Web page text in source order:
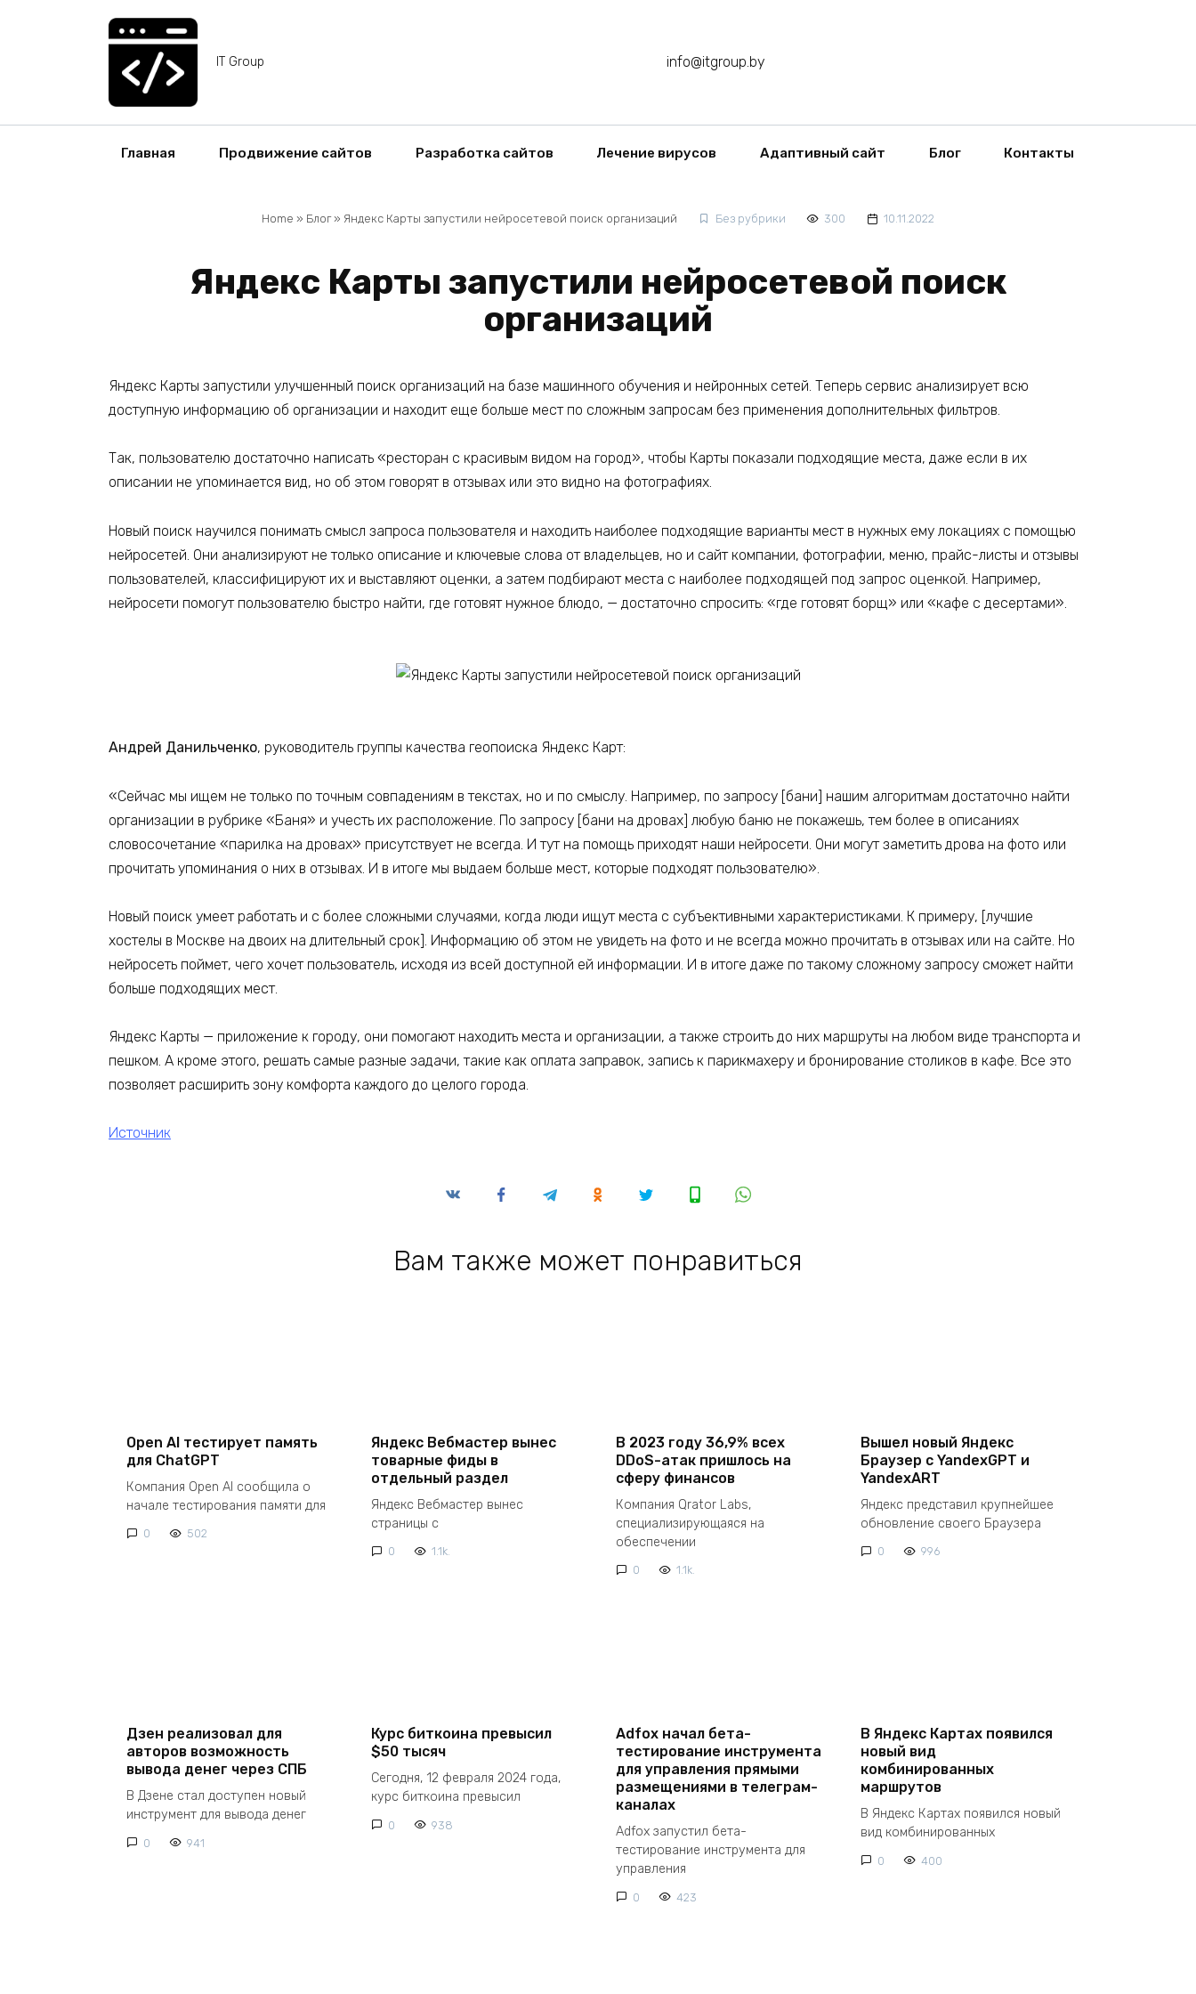
IT Group info@itgroup.by
Главная Продвижение сайтов Разработка сайтов Лечение вирусов Адаптивный сайт Блог Контакты
Home » Блог» Яндекс Карты запустили нейросетевой поиск организаций Без рубрики 300 10.11.2022
Яндекс Карты запустили нейросетевой поиск
организаций
Яндекс Карты запустили улучшенный поиск организаций на базе машинного обучения и нейронных сетей. Теперь сервис анализирует всю
доступную информацию об организации и находит еще больше мест по сложным запросам без применения дополнительных фильтров.
Так, пользователю достаточно написать «ресторан с красивым видом на город», чтобы Карты показали подходящие места, даже если в их
описании не упоминается вид, но об этом говорят в отзывах или это видно на фотографиях.
Новый поиск научился понимать смысл запроса пользователя и находить наиболее подходящие варианты мест в нужных ему локациях с помощью
нейросетей. Они анализируют не только описание и ключевые слова от владельцев, но и сайт компании, фотографии, меню, прайс-листы и отзывы
пользователей, классифицируют их и выставляют оценки, а затем подбирают места с наиболее подходящей под запрос оценкой. Например,
нейросети помогут пользователю быстро найти, где готовят нужное блюдо, — достаточно спросить: «где готовят борщ» или «кафе с десертами».
Андрей Данильченко, руководитель группы качества геопоиска Яндекс Карт:
«Сейчас мы ищем не только по точным совпадениям в текстах, но и по смыслу. Например, по запросу [бани] нашим алгоритмам достаточно найти
организации в рубрике «Баня» и учесть их расположение. По запросу [бани на дровах] любую баню не покажешь, тем более в описаниях
словосочетание «парилка на дровах» присутствует не всегда. И тут на помощь приходят наши нейросети. Они могут заметить дрова на фото или
прочитать упоминания о них в отзывах. И в итоге мы выдаем больше мест, которые подходят пользователю».
Новый поиск умеет работать и с более сложными случаями, когда люди ищут места с субъективными характеристиками. К примеру, [лучшие
хостелы в Москве на двоих на длительный срок]. Информацию об этом не увидеть на фото и не всегда можно прочитать в отзывах или на сайте. Но
нейросеть поймет, чего хочет пользователь, исходя из всей доступной ей информации. И в итоге даже по такому сложному запросу сможет найти
больше подходящих мест.
Яндекс Карты — приложение к городу, они помогают находить места и организации, а также строить до них маршруты на любом виде транспорта и
пешком. А кроме этого, решать самые разные задачи, такие как оплата заправок, запись к парикмахеру и бронирование столиков в кафе. Все это
позволяет расширить зону комфорта каждого до целого города.
Источник
Вам также может понравиться
Open AI тестирует память
для ChatGPT
Компания Open AI сообщила о
начале тестирования памяти для
0 502
Яндекс Вебмастер вынес
товарные фиды в
отдельный раздел
Яндекс Вебмастер вынес
страницы с
0 1.1k.
В 2023 году 36,9% всех
DDoS-атак пришлось на
сферу финансов
Компания Qrator Labs,
специализирующаяся на
обеспечении
0 1.1k.
Вышел новый Яндекс
Браузер с YandexGPT и
YandexART
Яндекс представил крупнейшее
обновление своего Браузера
0 996
Дзен реализовал для
авторов возможность
вывода денег через СПБ
В Дзене стал доступен новый
инструмент для вывода денег
0 941
Курс биткоина превысил
$50 тысяч
Сегодня, 12 февраля 2024 года,
курс биткоина превысил
0 938
Adfox начал бета-
тестирование инструмента
для управления прямыми
размещениями в телеграм-
каналах
Adfox запустил бета-
тестирование инструмента для
управления
0 423
В Яндекс Картах появился
новый вид
комбинированных
маршрутов
В Яндекс Картах появился новый
вид комбинированных
0 400